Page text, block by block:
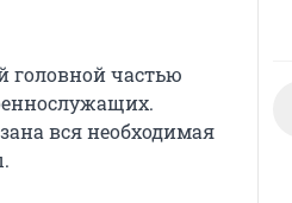
головной частью
вся необходимая